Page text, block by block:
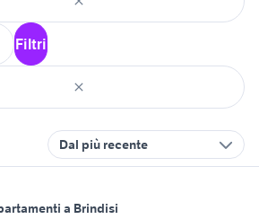
Filtri
Dal più recente
a Brindisi